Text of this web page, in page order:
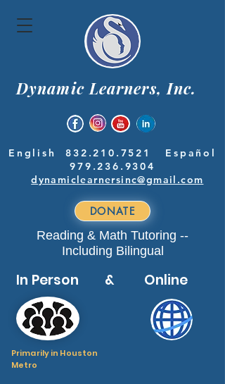
Dynamic Learners, Inc.
English832.210.7521
Español
979.236.9304
dynamiclearnersinc@gmail.com
DONATE
Reading & Math Tutoring --
Including Bilingual
In Person & Online
Primarily in Houston
Metro